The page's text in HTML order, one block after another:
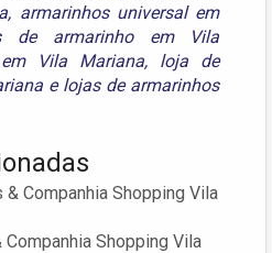
, armarinhos universal em
de armarinho em Vila
Vila Mariana, loja de
e lojas de armarinhos
Companhia Shopping Vila
Shopping Vila